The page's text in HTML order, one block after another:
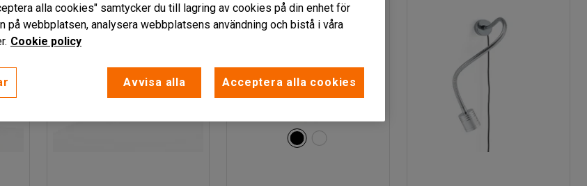
alla cookies" samtycker du till lagring av cookies på din enhet för
på webbplatsen, analysera webbplatsens användning och bistå i våra
Cookie policy
Avvisa alla Acceptera alla cookies